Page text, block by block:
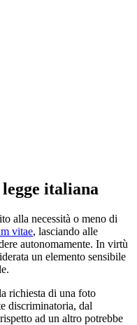
italiana
alla necessità o meno di
vitae, lasciando alle
autonomamente. In virtù
un elemento sensibile
richiesta di una foto
discriminatoria, dal
ad un altro potrebbe